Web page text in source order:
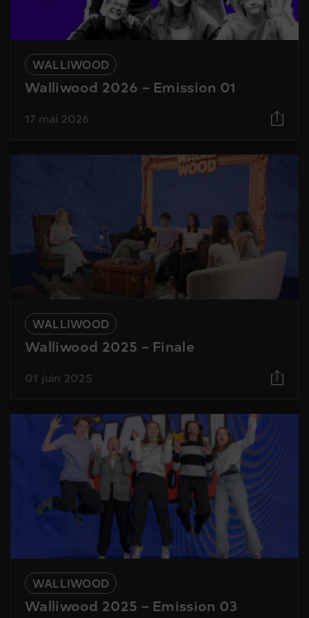
WALLIWOOD
Walliwood 2026 – Emission 01
17 mai 2026
WALLIWOOD
Walliwood 2025 – Finale
01 juin 2025
WALLIWOOD
Walliwood 2025 – Emission 03